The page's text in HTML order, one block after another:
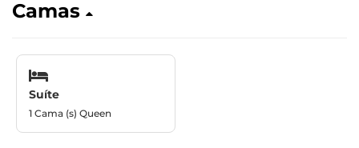
Camas
Suíte
1 Cama (s) Queen